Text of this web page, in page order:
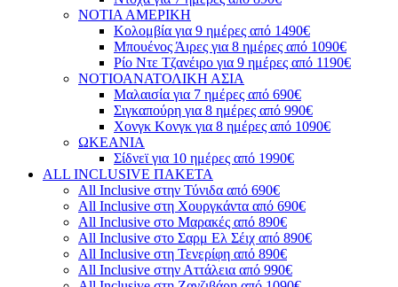
ΝΟΤΙΑ ΑΜΕΡΙΚΗ
Κολομβία για 9 ημέρες από 1490€
Μπουένος Άιρες για 8 ημέρες από 1090€
Ρίο Ντε Τζανέιρο για 9 ημέρες από 1190€
ΝΟΤΙΟΑΝΑΤΟΛΙΚΗ ΑΣΙΑ
Μαλαισία για 7 ημέρες από 690€
Σιγκαπούρη για 8 ημέρες από 990€
Χονγκ Κονγκ για 8 ημέρες από 1090€
ΩΚΕΑΝΙΑ
Σίδνεϊ για 10 ημέρες από 1990€
ALL INCLUSIVE ΠΑΚΕΤΑ
All Inclusive στην Τύνιδα από 690€
All Inclusive στη Χουργκάντα από 690€
All Inclusive στο Μαρακές από 890€
All Inclusive στο Σαρμ Ελ Σέιχ από 890€
All Inclusive στη Τενερίφη από 890€
All Inclusive στην Αττάλεια από 990€